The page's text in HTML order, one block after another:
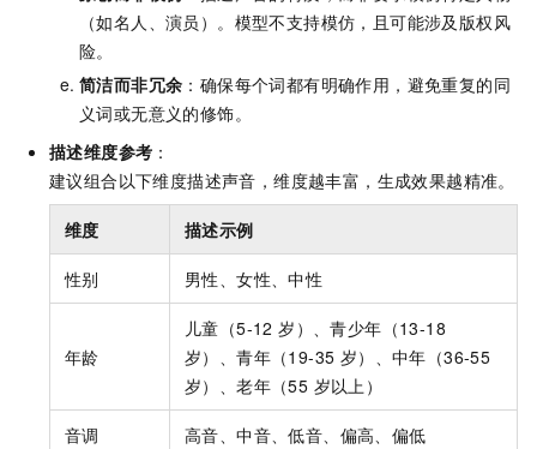
（如名人、演员）。模型不支持模仿，且可能涉及版权风
险。
简洁而非冗余 ：确保每个词都有明确作用，避免重复的同
义词或无意义的修饰。
描述维度参考 ：
建议组合以下维度描述声音，维度越丰富，生成效果越精准。
维度 描述示例
性别 男性、女性、中性
年龄
儿童（5-12 岁）、青少年（13-18
岁）、青年（19-35 岁）、中年（36-55
岁）、老年（55 岁以上）
音调 高音、中音、低音、偏高、偏低